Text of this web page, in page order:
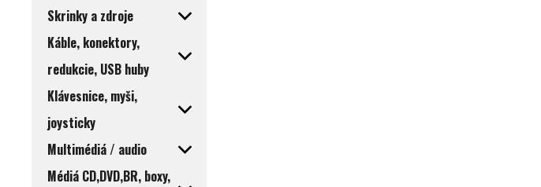
Skrinky a zdroje
Káble, konektory,
redukcie, USB huby
Klávesnice, myši,
joysticky
Multimédiá / audio
Médiá CD,DVD,BR, boxy,